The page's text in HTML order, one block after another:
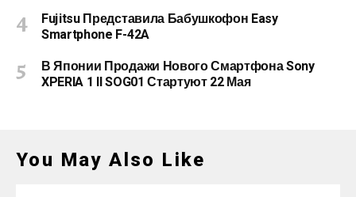
Fujitsu Представила Бабушкофон Easy
Smartphone F-42A
В Японии Продажи Нового Смартфона Sony
XPERIA 1 II SOG01 Стартуют 22 Мая
You May Also Like